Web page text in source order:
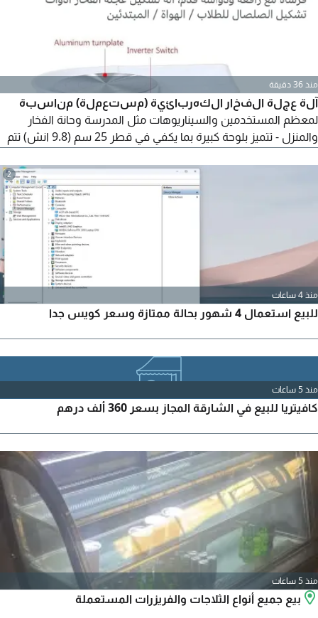
منذ 36 دقيقة
آلة عجلة الفخار الكهربائية (مستعملة) مناسبة
لمعظم المستخدمين والسيناريوهات مثل المدرسة وحانة الفخار
والمنزل - تتميز بلوحة كبيرة بما يكفي في قطر 25 سم (9.8 انش) تتم
محرك متطور عالي الجودة، سرعة دوران 0 - 300 دورة في الدقيقة /
العلامة التجارية جنيريك رقم الموديل Electric Pottery Wheel
2
منذ 4 ساعات
للبيع استعمال 4 شهور بحالة ممتازة وسعر كويس جدا
منذ 5 ساعات
كافيتريا للبيع في الشارقة المجاز بسعر 360 ألف درهم
منذ 5 ساعات
بيع جميع أنواع الثلاجات والفريزرات المستعملة